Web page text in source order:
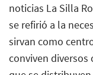
noticias La Silla
se refirió a la
sirvan como
conviven